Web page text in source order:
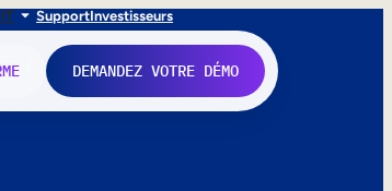
IT SupportInvestisseurs
DEMANDEZ VOTRE DÉMO